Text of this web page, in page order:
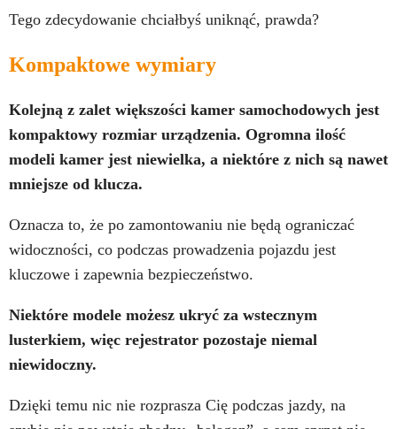
Tego zdecydowanie chciałbyś uniknąć, prawda?
Kompaktowe wymiary
Kolejną z zalet większości kamer samochodowych jest
kompaktowy rozmiar urządzenia. Ogromna ilość
modeli kamer jest niewielka, a niektóre z nich są nawet
mniejsze od klucza.
Oznacza to, że po zamontowaniu nie będą ograniczać
widoczności, co podczas prowadzenia pojazdu jest
kluczowe i zapewnia bezpieczeństwo.
Niektóre modele możesz ukryć za wstecznym
lusterkiem, więc rejestrator pozostaje niemal
niewidoczny.
Dzięki temu nic nie rozprasza Cię podczas jazdy, na